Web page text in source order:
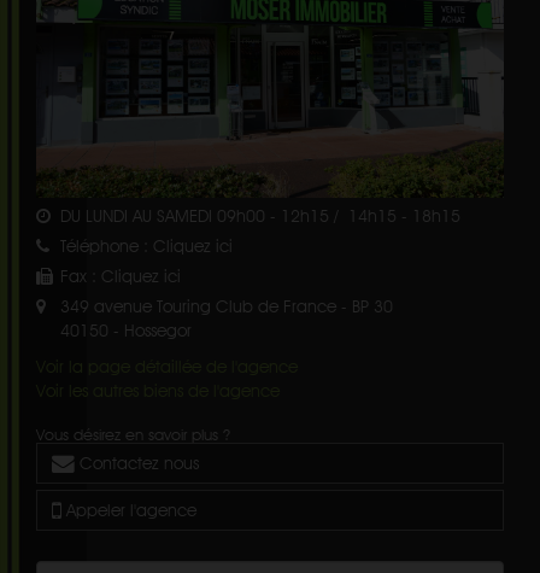
DU LUNDI AU SAMEDI 09h00 - 12h15 / 14h15 - 18h15
Téléphone : Cliquez ici
Fax : Cliquez ici
349 avenue Touring Club de France - BP 30
40150 - Hossegor
Voir la page détaillée de l'agence
Voir les autres biens de l'agence
Vous désirez en savoir plus ?
Contactez nous
Appeler l'agence